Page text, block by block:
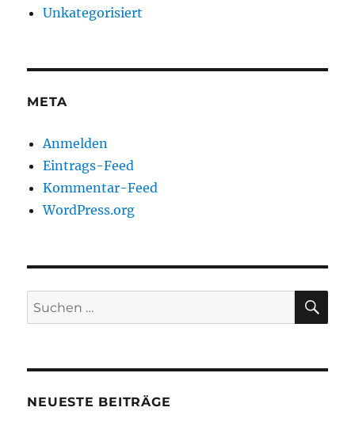
Unkategorisiert
META
Anmelden
Eintrags-Feed
Kommentar-Feed
WordPress.org
Suchen
nach:
NEUESTE BEITRÄGE